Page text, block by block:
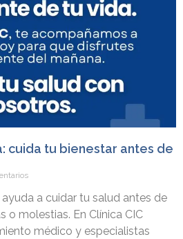
cuida tu bienestar antes de
a cuidar tu salud antes de
o molestias. En Clínica CIC
médico y especialistas